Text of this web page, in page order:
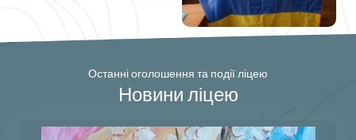
Останні оголошення та події ліцею
Новини ліцею